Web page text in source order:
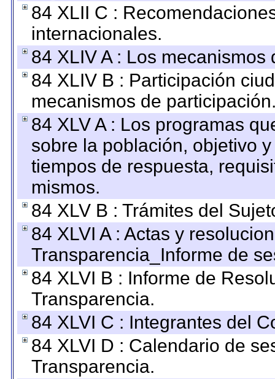
84 XLII C :
internacionales.
84 XLIV A : Los
84 XLIV B : Participación
mecanismos de
84 XLV A : Los programas
sobre la población, objetivo
tiempos de respuesta,
mismos.
84 XLV B : Trámites del
84 XLVI A : Actas y
Transparencia_Informe de
84 XLVI B : Informe de
Transparencia.
84 XLVI C : Integrantes del
84 XLVI D : Calendario de
Transparencia.